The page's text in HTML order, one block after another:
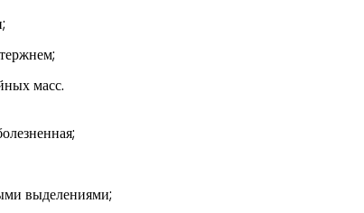
масс.
выделениями;